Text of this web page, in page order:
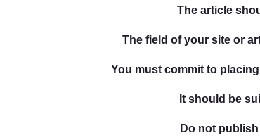
The article
The field of your site or
You must commit to
It should be
Do not